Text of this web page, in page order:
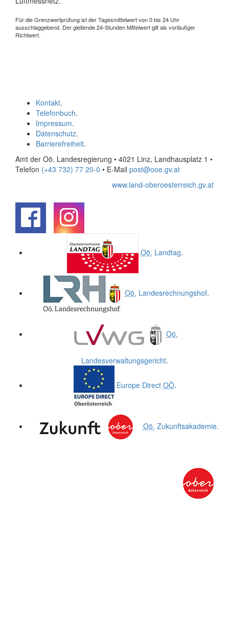
Für die Grenzwertprüfung ist der Tagesmittelwert von 0 bis 24 Uhr
ausschlaggebend. Der gleitende 24-Stunden Mittelwert gilt als vorläufiger
Richtwert.
Kontakt.
Telefonbuch.
Impressum.
Datenschutz.
Barrierefreiheit.
Amt der Oö. Landesregierung • 4021 Linz, Landhausplatz 1 •
Telefon (+43 732) 77 20-0 • E-Mail post@ooe.gv.at
www.land-oberoesterreich.gv.at
Oö. Landtag.
Oö. Landesrechnungshof.
Oö.
Landesverwaltungsgericht.
Europe Direct OÖ.
Oö. Zukunftsakademie.